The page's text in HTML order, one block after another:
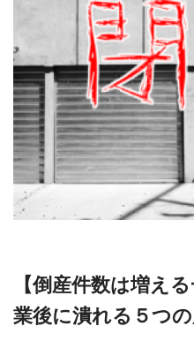
【倒産件数は増え
業後に潰れる５つ